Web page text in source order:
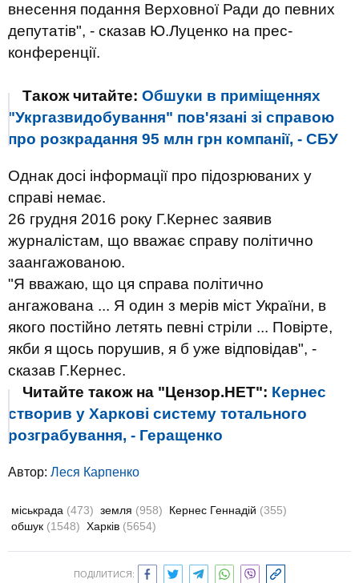
внесення подання Верховної Ради до певних
депутатів", - сказав Ю.Луценко на прес-
конференції.
Також читайте: Обшуки в приміщеннях
"Укргазвидобування" пов'язані зі справою
про розкрадання 95 млн грн компанії, - СБУ
Однак досі інформації про підозрюваних у
справі немає.
26 грудня 2016 року Г.Кернес заявив
журналістам, що вважає справу політично
заангажованою.
"Я вважаю, що ця справа політично
ангажована ... Я один з мерів міст України, в
якого постійно летять певні стріли ... Повірте,
якби я щось порушив, я б уже відповідав", -
сказав Г.Кернес.
Читайте також на "Цензор.НЕТ": Кернес
створив у Харкові систему тотального
розграбування, - Геращенко
Автор: Леся Карпенко
міськрада (473) земля (958) Кернес Геннадій (355)
обшук (1548) Харків (5654)
ПОДІЛИТИСЯ: